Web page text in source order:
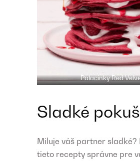
Palacinky Red
Sladké
Miluje váš partner sladké?
tieto recepty správne pre